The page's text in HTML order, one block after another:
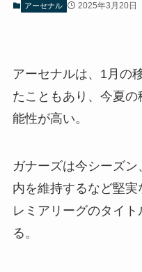
アーセナル 2025年3月20日
アーセナルは、1月の
たこともあり、今夏
能性が高い。
ガナーズは今シーズ
内を維持するなど堅
レミアリーグのタイ
る。